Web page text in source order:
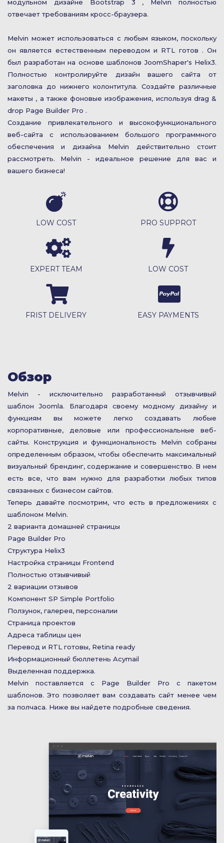
модульном дизайне Bootstrap 3 , Melvin полностью
отвечает требованиям кросс-браузера.
Melvin может использоваться с любым языком, поскольку
он является естественным переводом и RTL готов . Он
был разработан на основе шаблонов JoomShaper's Helix3.
Полностью контролируйте дизайн вашего сайта от
заголовка до нижнего колонтитула. Создайте различные
макеты , а также фоновые изображения, используя drag &
drop Page Builder Pro .
Создание привлекательного и высокофункционального
веб-сайта с использованием большого программного
обеспечения и дизайна Melvin действительно стоит
рассмотреть. Melvin - идеальное решение для вас и
вашего бизнеса!
LOW COST PRO SUPPROT
EXPERT TEAM LOW COST
FRIST DELIVERY EASY PAYMENTS
Обзор
Melvin - исключительно разработанный отзывчивый
шаблон Joomla. Благодаря своему модному дизайну и
функциям вы можете легко создавать любые
корпоративные, деловые или профессиональные веб-
сайты. Конструкция и функциональность Melvin собраны
определенным образом, чтобы обеспечить максимальный
визуальный брендинг, содержание и совершенство. В нем
есть все, что вам нужно для разработки любых типов
связанных с бизнесом сайтов.
Теперь давайте посмотрим, что есть в предложениях с
шаблоном Melvin.
2 варианта домашней страницы
Page Builder Pro
Структура Helix3
Настройка страницы Frontend
Полностью отзывчивый
2 вариации отзывов
Компонент SP Simple Portfolio
Ползунок, галерея, персоналии
Страница проектов
Адреса таблицы цен
Перевод и RTL готовы, Retina ready
Информационный бюллетень Acymail
Выделенная поддержка.
Melvin поставляется с Page Builder Pro с пакетом
шаблонов. Это позволяет вам создавать сайт менее чем
за полчаса. Ниже вы найдете подробные сведения.